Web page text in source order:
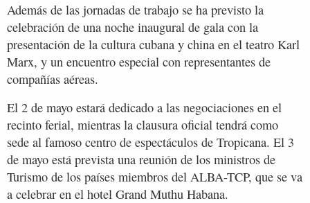
Además de las jornadas de trabajo se ha previsto la
celebración de una noche inaugural de gala con la
presentación de la cultura cubana y china en el teatro Karl
Marx, y un encuentro especial con representantes de
compañías aéreas.
El 2 de mayo estará dedicado a las negociaciones en el
recinto ferial, mientras la clausura oficial tendrá como
sede al famoso centro de espectáculos de Tropicana. El 3
de mayo está prevista una reunión de los ministros de
Turismo de los países miembros del ALBA-TCP, que se va
a celebrar en el hotel Grand Muthu Habana.